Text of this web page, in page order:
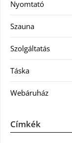
Nyomtató
Szauna
Szolgáltatás
Táska
Webáruház
Címkék